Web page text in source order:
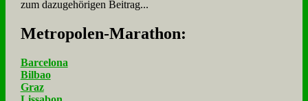
zum dazugehörigen Beitrag...
Me­tro­po­len-Ma­ra­thon:
Barcelona
Bilbao
Graz